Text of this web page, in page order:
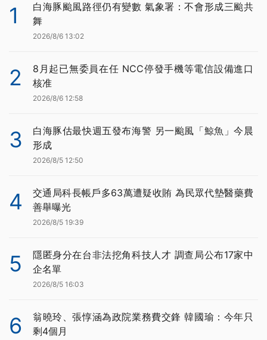
1
白海豚颱風路徑仍有變數 氣象署：不會形成三颱共
舞
2026/8/6 13:02
2
8月起已無委員在任 NCC停發手機等電信設備進口
核准
2026/8/6 12:58
3
白海豚估最快週五發布海警 另一颱風「鯨魚」今晨
形成
2026/8/5 12:50
4
交通局科長帳戶多63萬遭疑收賄 為民眾代墊醫藥費
善舉曝光
2026/8/5 19:39
5
隱匿身分在台非法挖角科技人才 調查局公布17家中
企名單
2026/8/5 16:03
6
翁曉玲、張惇涵為政院業務費交鋒 韓國瑜：今年只
剩4個月